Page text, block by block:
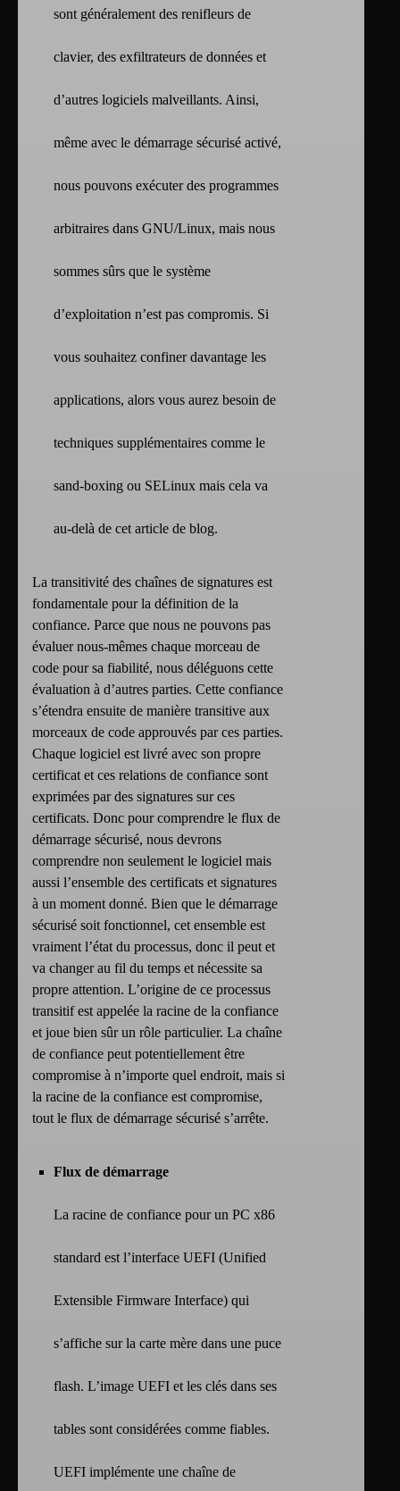
sont généralement des renifleurs de
clavier, des exfiltrateurs de données et
d’autres logiciels malveillants. Ainsi,
même avec le démarrage sécurisé activé,
nous pouvons exécuter des programmes
arbitraires dans GNU/Linux, mais nous
sommes sûrs que le système
d’exploitation n’est pas compromis. Si
vous souhaitez confiner davantage les
applications, alors vous aurez besoin de
techniques supplémentaires comme le
sand-boxing ou SELinux mais cela va
au-delà de cet article de blog.
La transitivité des chaînes de signatures est
fondamentale pour la définition de la
confiance. Parce que nous ne pouvons pas
évaluer nous-mêmes chaque morceau de
code pour sa fiabilité, nous déléguons cette
évaluation à d’autres parties. Cette confiance
s’étendra ensuite de manière transitive aux
morceaux de code approuvés par ces parties.
Chaque logiciel est livré avec son propre
certificat et ces relations de confiance sont
exprimées par des signatures sur ces
certificats. Donc pour comprendre le flux de
démarrage sécurisé, nous devrons
comprendre non seulement le logiciel mais
aussi l’ensemble des certificats et signatures
à un moment donné. Bien que le démarrage
sécurisé soit fonctionnel, cet ensemble est
vraiment l’état du processus, donc il peut et
va changer au fil du temps et nécessite sa
propre attention. L’origine de ce processus
transitif est appelée la racine de la confiance
et joue bien sûr un rôle particulier. La chaîne
de confiance peut potentiellement être
compromise à n’importe quel endroit, mais si
la racine de la confiance est compromise,
tout le flux de démarrage sécurisé s’arrête.
Flux de démarrage
La racine de confiance pour un PC x86
standard est l’interface UEFI (Unified
Extensible Firmware Interface) qui
s’affiche sur la carte mère dans une puce
flash. L’image UEFI et les clés dans ses
tables sont considérées comme fiables.
UEFI implémente une chaîne de